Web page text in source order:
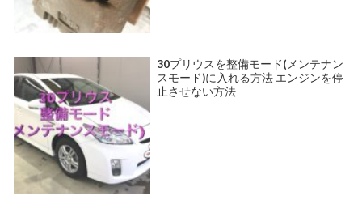
30プリウスを整備モード(メンテナン
スモード)に入れる方法 エンジンを停
止させない方法